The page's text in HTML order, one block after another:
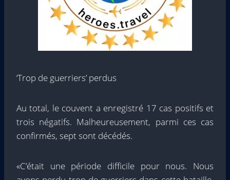
‘Trop de guerriers’ perdus
Au total, le couvent a enregistré 17 cas positifs et
trois négatifs. Malheureusement, parmi ces cas
confirmés, sept sont décédés.
«C’était une période difficile pour nous. Nous